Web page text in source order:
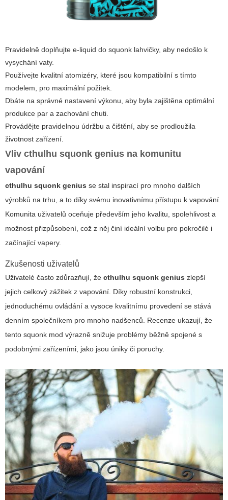
Pravidelně doplňujte e-liquid do squonk lahvičky, aby nedošlo k
vysychání vaty.
Používejte kvalitní atomizéry, které jsou kompatibilní s tímto
modelem, pro maximální požitek.
Dbáte na správné nastavení výkonu, aby byla zajištěna optimální
produkce par a zachování chuti.
Provádějte pravidelnou údržbu a čištění, aby se prodloužila
životnost zařízení.
Vliv cthulhu squonk genius na komunitu
vapování
cthulhu squonk genius se stal inspirací pro mnoho dalších
výrobků na trhu, a to díky svému inovativnímu přístupu k vapování.
Komunita uživatelů oceňuje především jeho kvalitu, spolehlivost a
možnost přizpůsobení, což z něj činí ideální volbu pro pokročilé i
začínající vapery.
Zkušenosti uživatelů
Uživatelé často zdůrazňují, že cthulhu squonk genius zlepší
jejich celkový zážitek z vapování. Díky robustní konstrukci,
jednoduchému ovládání a vysoce kvalitnímu provedení se stává
denním společníkem pro mnoho nadšenců. Recenze ukazují, že
tento squonk mod výrazně snižuje problémy běžně spojené s
podobnými zařízeními, jako jsou úniky či poruchy.